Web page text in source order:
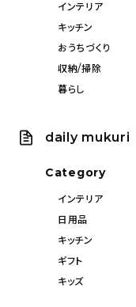
インテリア
キッチン
おうちづくり
収納/掃除
暮らし
daily mukuri
Category
インテリア
日用品
キッチン
ギフト
キッズ